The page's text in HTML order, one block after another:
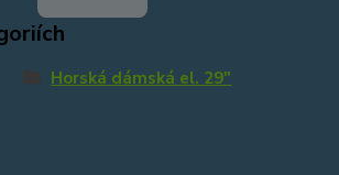
Horská dámská el. 29"